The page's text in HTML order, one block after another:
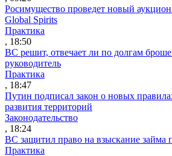
Росимущество проведет новый
Global Spirits
Практика
, 18:50
ВС решит, отвечает ли по долгам
руководитель
Практика
, 18:47
Путин подписал закон о новых
развития территорий
Законодательство
, 18:24
ВС защитил право на взыскание займа
Практика